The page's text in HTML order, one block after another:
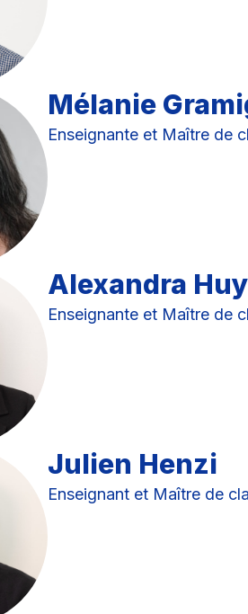
Mélanie
Enseignante et Maître de
Alexandra
Enseignante et Maître de
Julien Henzi
Enseignant et Maître de